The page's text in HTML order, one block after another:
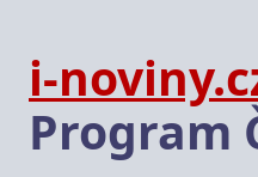
i-
Program